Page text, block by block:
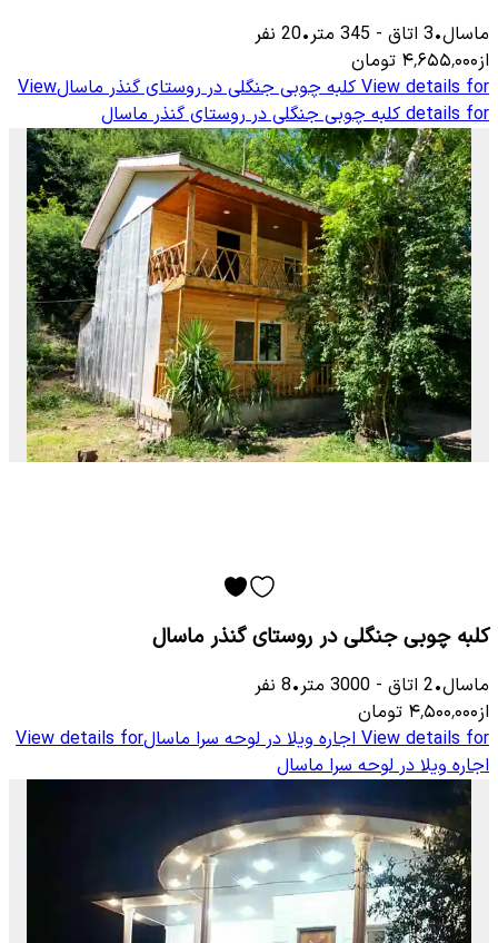
ماسال•
3 اتاق -
345 متر•
20 نفر
از۴٬۶۵۵٬۰۰۰ تومان
View details for کلبه چوبی جنگلی در روستای گنذر ماسالView
details for کلبه چوبی جنگلی در روستای گنذر ماسال
کلبه چوبی جنگلی در روستای گنذر ماسال
ماسال•
2 اتاق -
3000 متر•
8 نفر
از۴٬۵۰۰٬۰۰۰ تومان
View details for اجاره ویلا در لوحه سرا ماسالView details for
اجاره ویلا در لوحه سرا ماسال